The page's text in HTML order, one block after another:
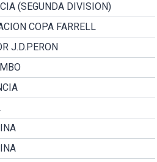
(SEGUNDA DIVISION)
COPA FARRELL
J.D.PERON